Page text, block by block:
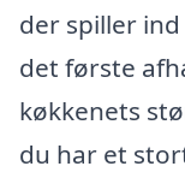
der spiller
det første
køkkenets
du har et